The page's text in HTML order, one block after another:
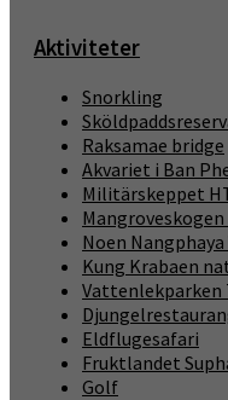
Aktiviteter
Snorkling
Raksamae bridge
Akvariet i Ban
Militärskeppet
Noen
Kung Krabaen
Vattenlekparken
Eldflugesafari
Fruktlandet
Golf